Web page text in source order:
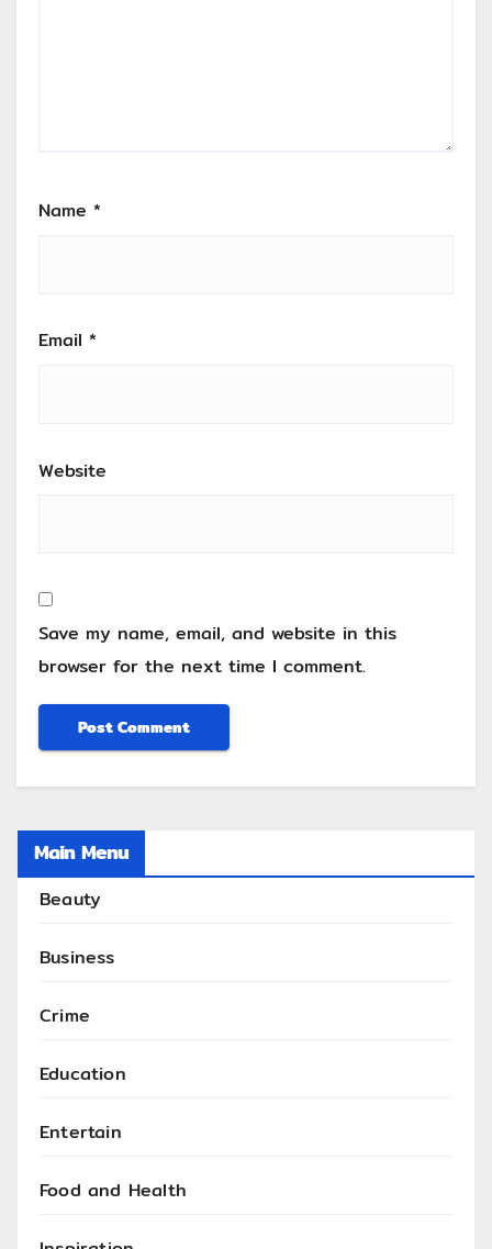
Name *
Email *
Website
Save my name, email, and website in this
browser for the next time I comment.
Main Menu
Beauty
Business
Crime
Education
Entertain
Food and Health